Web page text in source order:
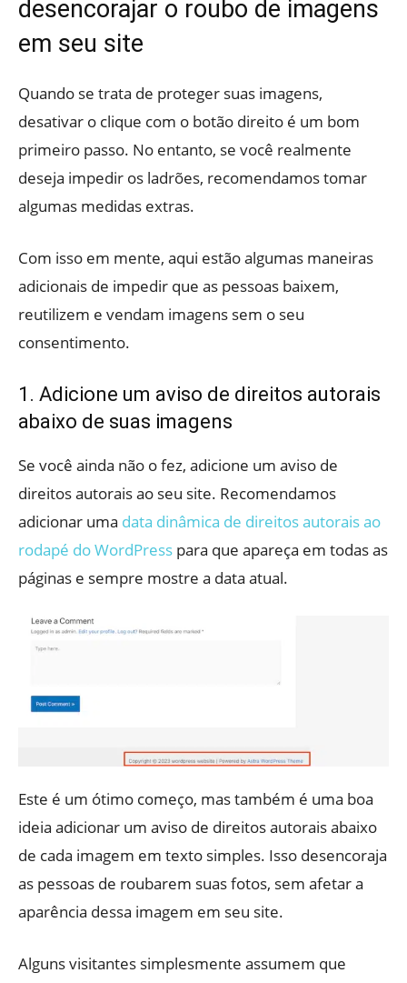
desencorajar o roubo de imagens
em seu site
Quando se trata de proteger suas imagens,
desativar o clique com o botão direito é um bom
primeiro passo. No entanto, se você realmente
deseja impedir os ladrões, recomendamos tomar
algumas medidas extras.
Com isso em mente, aqui estão algumas maneiras
adicionais de impedir que as pessoas baixem,
reutilizem e vendam imagens sem o seu
consentimento.
1. Adicione um aviso de direitos autorais
abaixo de suas imagens
Se você ainda não o fez, adicione um aviso de
direitos autorais ao seu site. Recomendamos
adicionar uma data dinâmica de direitos autorais ao
rodapé do WordPress para que apareça em todas as
páginas e sempre mostre a data atual.
Este é um ótimo começo, mas também é uma boa
ideia adicionar um aviso de direitos autorais abaixo
de cada imagem em texto simples. Isso desencoraja
as pessoas de roubarem suas fotos, sem afetar a
aparência dessa imagem em seu site.
Alguns visitantes simplesmente assumem que